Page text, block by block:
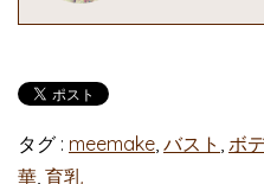
タグ : meemake バスト ボ
華 育乳